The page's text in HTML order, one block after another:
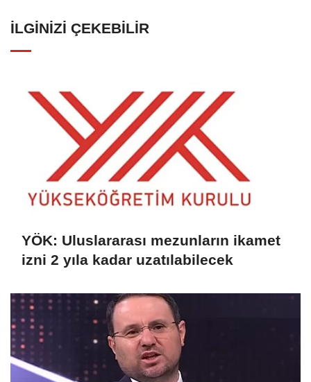
İLGINIZI ÇEKEBILIR
YÖK: Uluslararası mezunların ikamet
izni 2 yıla kadar uzatılabilecek